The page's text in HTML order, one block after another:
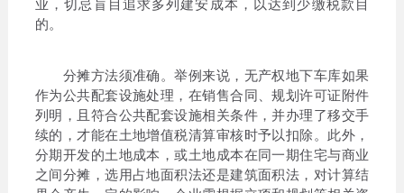
业，切忌盲目追求多列建安成本，以达到少缴税款目
的。
分摊方法须准确。举例来说，无产权地下车库如果
作为公共配套设施处理，在销售合同、规划许可证附件
列明，且符合公共配套设施相关条件，并办理了移交手
续的，才能在土地增值税清算审核时予以扣除。此外，
分期开发的土地成本，或土地成本在同一期住宅与商业
之间分摊，选用占地面积法还是建筑面积法，对计算结